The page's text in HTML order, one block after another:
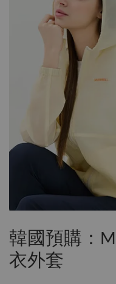
韓國預購：
衣外套